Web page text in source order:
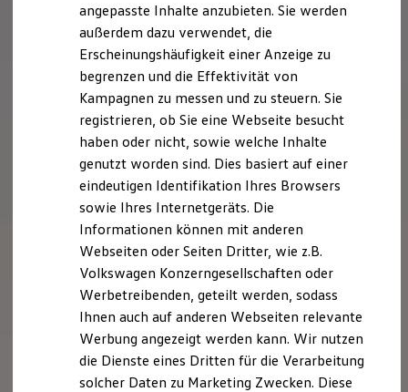
Batterieverordnung
XTL-Dieselkraftstoff
Ersatzteile und Betriebsflüssigkeiten
Original Zubehör und Lifestyle Produkte
myVolkswagen
myVolkswagen Business
Elektrisch & Autonom
Elektro - & Hybridfahrzeuge
Unser Ansatz
Klimafreundlicher Strom
Reichweite & Ladelösungen
Reichweitensimulator
Ladezeitensimulator
Ladelösungen für Privatkunden
Ladelösungen für Gewerbekunden
Bidirektionales Laden
Förderung & Kosten der Elektrofahrzeuge
Fördermöglichkeiten für Privatkunden
Kostensimulator
Autonomes Fahren
Mehr zum ID. Buzz
angepasste Inhalte anzubieten. Sie werden
außerdem dazu verwendet, die
Erscheinungshäufigkeit einer Anzeige zu
begrenzen und die Effektivität von
Kampagnen zu messen und zu steuern. Sie
registrieren, ob Sie eine Webseite besucht
haben oder nicht, sowie welche Inhalte
genutzt worden sind. Dies basiert auf einer
eindeutigen Identifikation Ihres Browsers
sowie Ihres Internetgeräts. Die
Informationen können mit anderen
Webseiten oder Seiten Dritter, wie z.B.
Volkswagen Konzerngesellschaften oder
Werbetreibenden, geteilt werden, sodass
Ihnen auch auf anderen Webseiten relevante
Werbung angezeigt werden kann. Wir nutzen
die Dienste eines Dritten für die Verarbeitung
solcher Daten zu Marketing Zwecken. Diese